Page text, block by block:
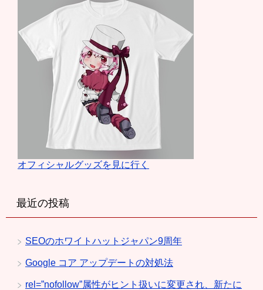
オフィシャルグッズを見に行く
最近の投稿
SEOのホワイトハットジャパン9周年
Google コア アップデートの対処法
rel=”nofollow”属性がヒント扱いに変更され、新たに